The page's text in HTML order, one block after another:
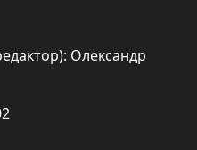
Олександр